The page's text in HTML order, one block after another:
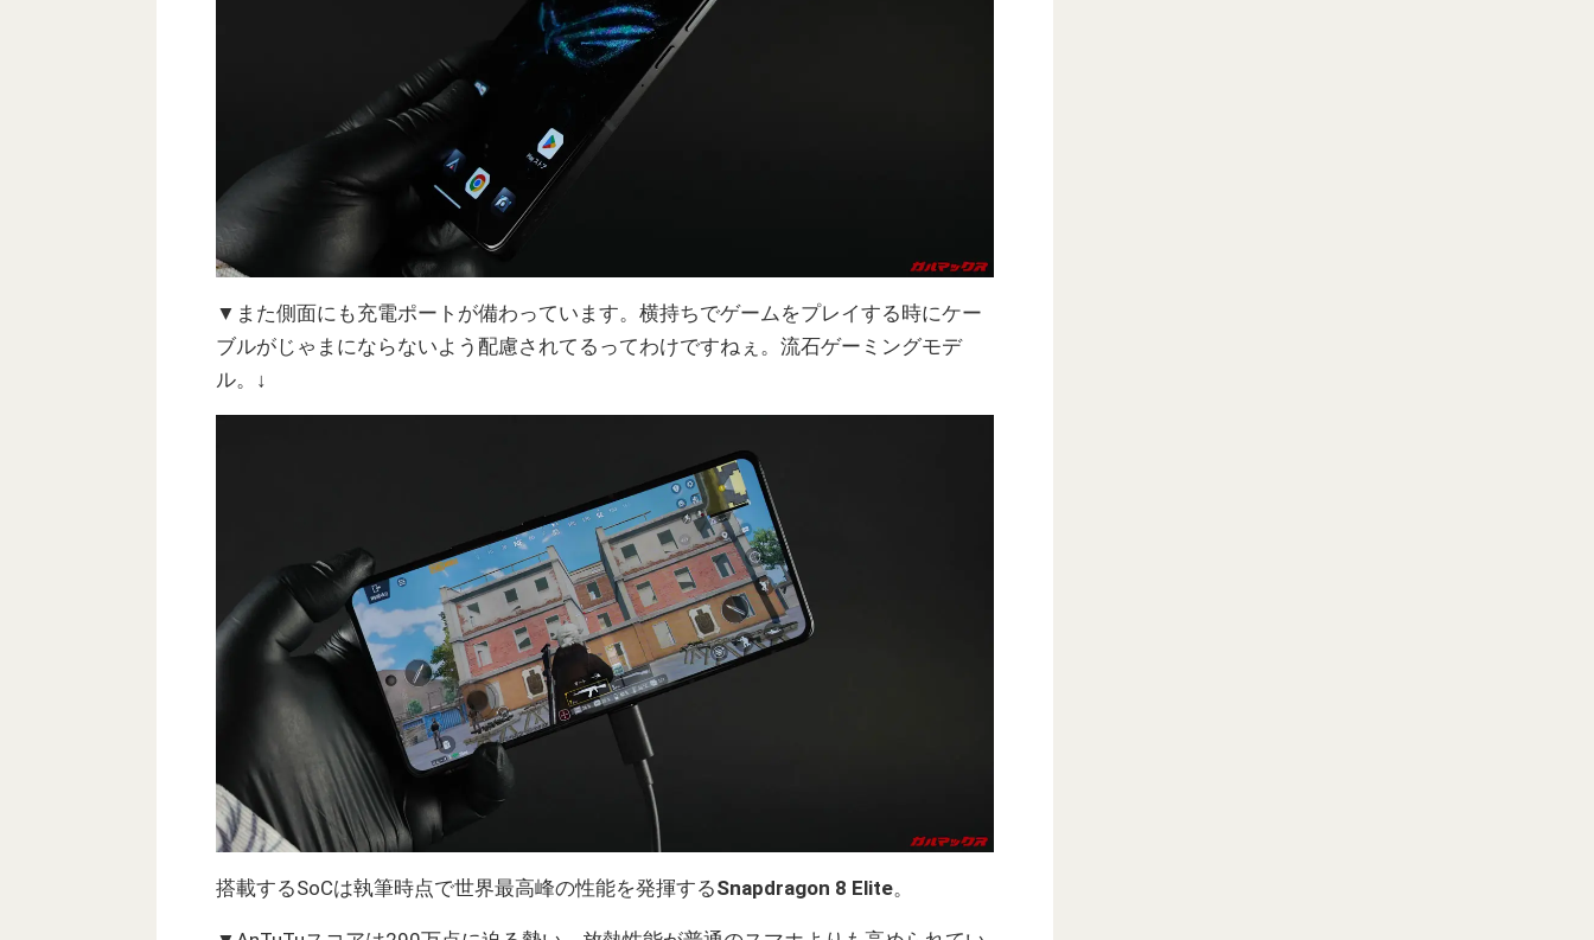
▼また側面にも充電ポートが備わっています。横持ちでゲームをプレイする時にケー
ブルがじゃまにならないよう配慮されてるってわけですねぇ。流石ゲーミングモデ
ル。↓
搭載するSoCは執筆時点で世界最高峰の性能を発揮するSnapdragon 8 Elite。